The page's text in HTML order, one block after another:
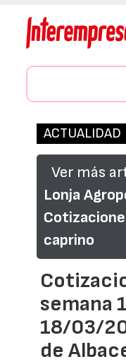
ACTUALIDAD
Ver más
Lonja
caprino
semana
18/03/
de